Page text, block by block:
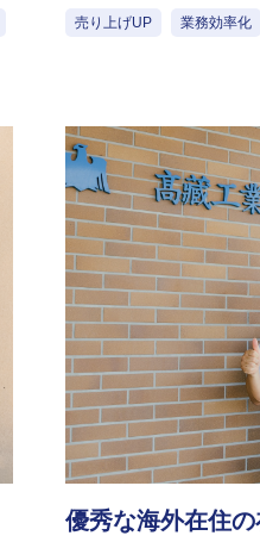
売り上げUP 業務効率化
優秀な海外在住の